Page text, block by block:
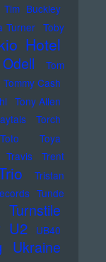
Tim Buckley
Turner Toby
Hotel
Tom
Tommy Cash
Tony Allen
Torch
Toto
Toya
Travis
Trent
Tristan
Tunde
Turnstile
U2
UB40
Ukraine